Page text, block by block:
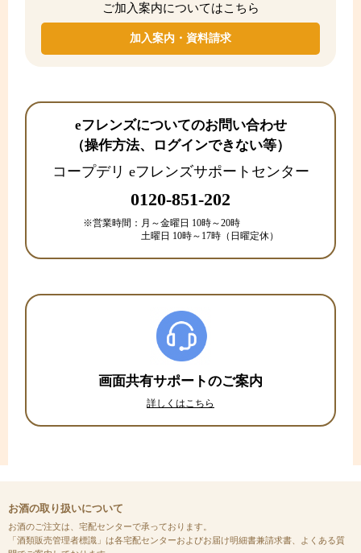
ご加入案内についてはこちら
加入案内・資料請求
eフレンズについてのお問い合わせ
（操作方法、ログインできない等）
コープデリ eフレンズサポートセンター
0120-851-202
※営業時間： 月～金曜日 10時～20時
土曜日 10時～17時（日曜定休）
画面共有サポートのご案内
詳しくはこちら
お酒の取り扱いについて
お酒のご注文は、宅配センターで承っております。
「酒類販売管理者標識」は各宅配センターおよびお届け明細書兼請求書、よくある質